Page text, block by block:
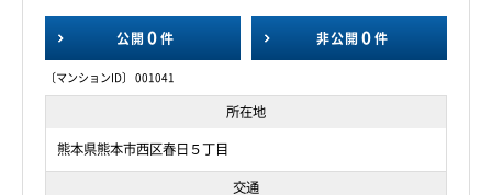
公開 0 件 非公開 0 件
〔マンションID〕 001041
所在地
熊本県熊本市西区春日５丁目
交通